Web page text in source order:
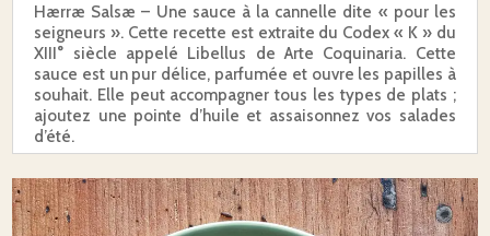
Hærræ Salsæ – Une sauce à la cannelle dite « pour les
seigneurs ». Cette recette est extraite du Codex « K » du
XIII° siècle appelé Libellus de Arte Coquinaria. Cette
sauce est un pur délice, parfumée et ouvre les papilles à
souhait. Elle peut accompagner tous les types de plats ;
ajoutez une pointe d’huile et assaisonnez vos salades
d’été.